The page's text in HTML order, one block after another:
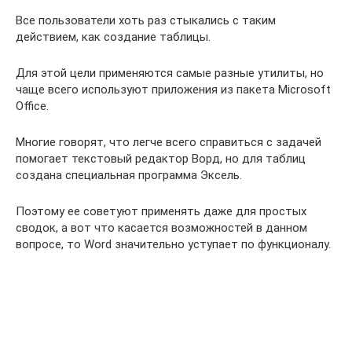
Все пользователи хоть раз стыкались с таким
действием, как создание таблицы.
Для этой цели применяются самые разные утилиты, но
чаще всего используют приложения из пакета Microsoft
Office.
Многие говорят, что легче всего справиться с задачей
помогает текстовый редактор Ворд, но для таблиц
создана специальная программа Эксель.
Поэтому ее советуют применять даже для простых
сводок, а вот что касается возможностей в данном
вопросе, то Word значительно уступает по функционалу.